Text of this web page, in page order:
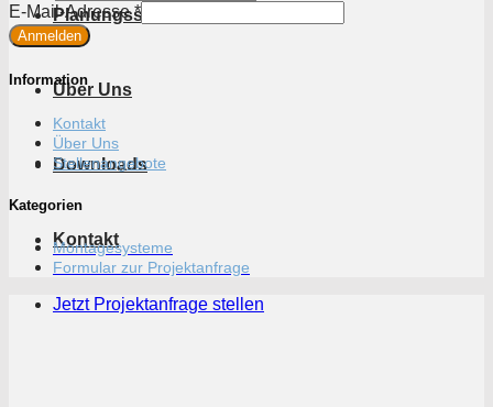
Planungssoftware
Über Uns
Downloads
Kontakt
Jetzt Projektanfrage stellen
E-
Mail-
Adresse
Name
Firma
E-Mail-Adresse*
Anmelden
Information
Kontakt
Über Uns
Stellenangebote
Kategorien
Montagesysteme
Formular zur Projektanfrage